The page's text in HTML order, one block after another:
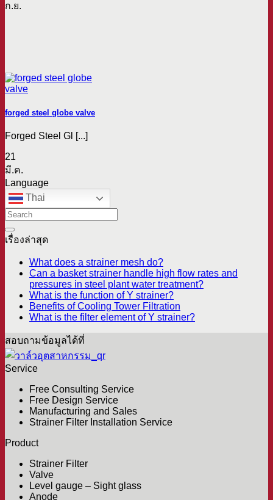
ก.ย.
forged steel globe valve
Forged Steel Gl [...]
21
มี.ค.
Language
Thai
เรื่องล่าสุด
What does a strainer mesh do?
Can a basket strainer handle high flow rates and
pressures in steel plant water treatment?
What is the function of Y strainer?
Benefits of Cooling Tower Filtration
What is the filter element of Y strainer?
สอบถามข้อมูลได้ที่
Service
Free Consulting Service
Free Design Service
Manufacturing and Sales
Strainer Filter Installation Service
Product
Strainer Filter
Valve
Level gauge – Sight glass
Anode